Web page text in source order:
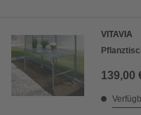
VITAVIA
139,00